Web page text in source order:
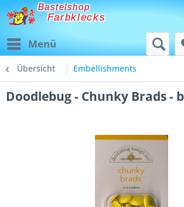
Bastelshop
Farbklecks
Menü
Übersicht Embellishments
Doodlebug - Chunky Brads -